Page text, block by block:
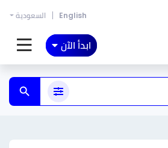
English السعودية
ابدأ الآن